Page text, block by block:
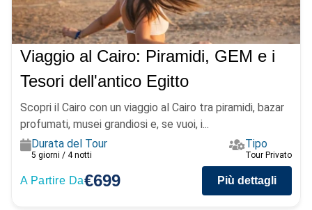
Viaggio al Cairo: Piramidi, GEM e i
Tesori dell'antico Egitto
Scopri il Cairo con un viaggio al Cairo tra piramidi, bazar
profumati, musei grandiosi e, se vuoi, i...
Durata del Tour
5 giorni / 4 notti
Tipo
Tour Privato
A Partire Da€699 Più dettagli